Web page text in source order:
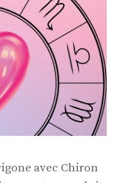
avec Chiron